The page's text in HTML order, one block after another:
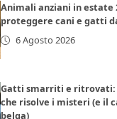
Animali anziani in estate
proteggere cani e gatti
6 Agosto 2026
Gatti smarriti e
che risolve i misteri (e il
belga)